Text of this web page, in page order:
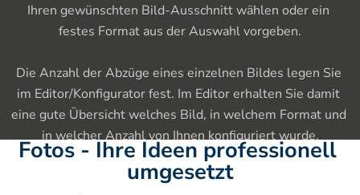
Ihren gewünschten Bild-Ausschnitt wählen oder ein
festes Format aus der Auswahl vorgeben.
Die Anzahl der Abzüge eines einzelnen Bildes legen Sie
im Editor/Konfigurator fest. Im Editor erhalten Sie damit
eine gute Übersicht welches Bild, in welchem Format und
in welcher Anzahl von Ihnen konfiguriert wurde.
Fotos - Ihre Ideen professionell
umgesetzt